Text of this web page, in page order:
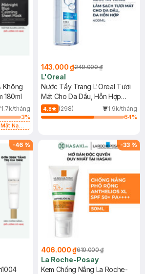
Không
180ml
1.7k/tháng
3%
Nạ
143.000 ₫249.000 ₫
L'Oreal
Nước Tẩy Trang L'Oreal Tươi
Mát Cho Da Dầu, Hỗn Hợp
400ml
4.8 (298)
1.9k/tháng
64%
-46 % -33 %
406.000 ₫610.000 ₫
La Roche-Posay
Kem Chống Nắng La Roche-